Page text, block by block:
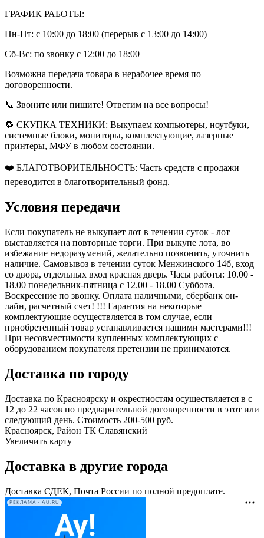
ГРАФИК РАБОТЫ:
Пн-Пт: с 10:00 до 18:00 (перерыв с 13:00 до 14:00)
Сб-Вс: по звонку с 12:00 до 18:00
Возможна передача товара в нерабочее время по
договоренности.
📞 Звоните или пишите! Ответим на все вопросы!
🔁 СКУПКА ТЕХНИКИ: Выкупаем компьютеры, ноутбуки,
системные блоки, мониторы, комплектующие, лазерные
принтеры, МФУ в любом состоянии.
❤️ БЛАГОТВОРИТЕЛЬНОСТЬ: Часть средств с продажи
переводится в благотворительный фонд.
Условия передачи
Если покупатель не выкупает лот в течении суток - лот
выставляется на повторные торги. При выкупе лота, во
избежание недоразумений, желательно позвонить, уточнить
наличие. Самовывоз в течении суток Менжинского 14б, вход
со двора, отдельных вход красная дверь. Часы работы: 10.00 -
18.00 понедельник-пятница с 12.00 - 18.00 Суббота.
Воскресение по звонку. Оплата наличными, сбербанк он-
лайн, расчетный счет! !!! Гарантия на некоторые
комплектующие осуществляется в том случае, если
приобретенный товар устанавливается нашими мастерами!!!
При несовместимости купленных комплектующих с
оборудованием покупателя претензии не принимаются.
Доставка по городу
Доставка по Красноярску и окрестностям осуществляется в с
12 до 22 часов по предварительной договоренности в этот или
следующий день. Стоимость 200-500 руб.
Красноярск, Район ТК Славянский
Увеличить карту
Доставка в другие города
Доставка СДЕК, Почта России по полной предоплате.
РЕКЛАМА • AU.RU